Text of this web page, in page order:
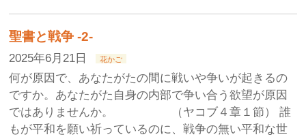
聖書と戦争 -2-
2025年6月21日 花かご
何が原因で、あなたがたの間に戦いや争いが起きるの
ですか。あなたがた自身の内部で争い合う欲望が原因
ではありませんか。 （ヤコブ４章１節） 誰
もが平和を願い祈っているのに、戦争の無い平和な世